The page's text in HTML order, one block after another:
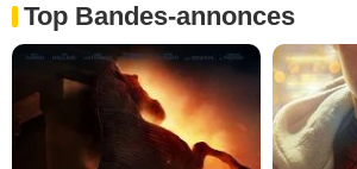
Top Bandes-annonces